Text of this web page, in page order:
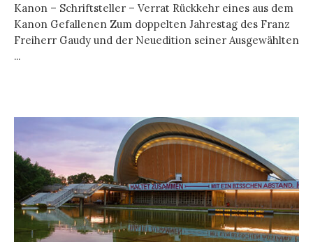
Kanon – Schriftsteller – Verrat Rückkehr eines aus dem
Kanon Gefallenen Zum doppelten Jahrestag des Franz
Freiherr Gaudy und der Neuedition seiner Ausgewählten
...